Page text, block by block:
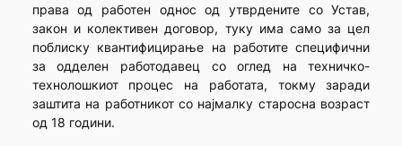
права од работен однос од утврдените со Устав,
закон и колективен договор, туку има само за цел
поблиску квантифицирање на работите специфични
за одделен работодавец со оглед на техничко-
технолошкиот процес на работата, токму заради
заштита на работникот со најмалку старосна возраст
од 18 години.